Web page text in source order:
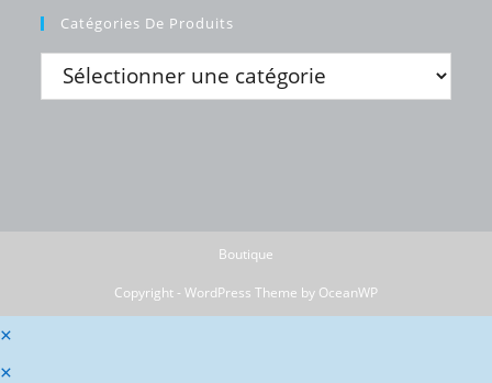
Catégories De Produits
Boutique
Copyright - WordPress Theme by OceanWP
×
×